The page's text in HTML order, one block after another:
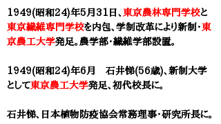
1949(昭和24)年5月31日、 東京農林専門学校と
東京繊維専門学校を内包、学制改革により新制・東
京農工大学発足。農学部・繊維学部設置。
1949(昭和24)年6月 石井悌(56歳)、新制大学
として東京農工大学発足、初代校長に。
石井悌、日本植物防疫協会常務理事・研究所長に。